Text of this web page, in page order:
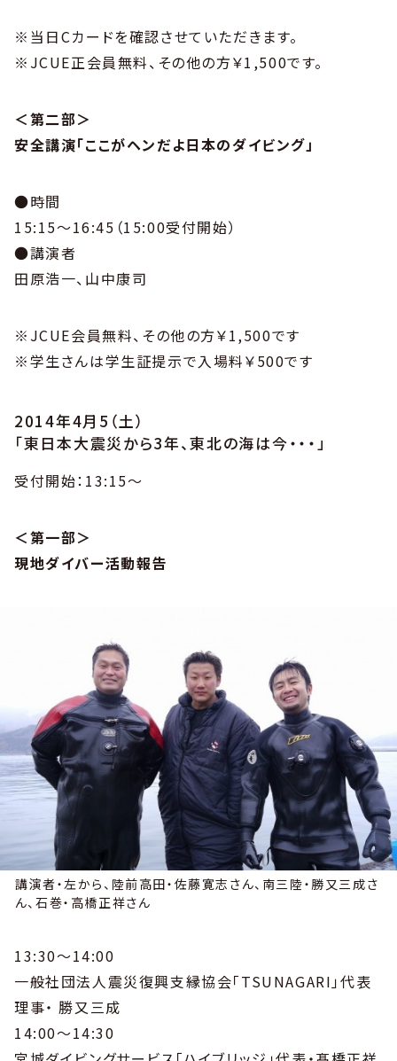
※当日Cカードを確認させていただきます。
※JCUE正会員無料、その他の方￥1,500です。
＜第二部＞
安全講演「ここがヘンだよ日本のダイビング」
●時間
15:15～16:45（15:00受付開始）
●講演者
田原浩一、山中康司
※JCUE会員無料、その他の方￥1,500です
※学生さんは学生証提示で入場料￥500です
2014年4月5（土）
「東日本大震災から3年、東北の海は今・・・」
受付開始：13:15～
＜第一部＞
現地ダイバー活動報告
講演者・左から、陸前高田・佐藤寛志さん、南三陸・勝又三成さ
ん、石巻・高橋正祥さん
13:30～14:00
一般社団法人震災復興支縁協会「TSUNAGARI」代表
理事・ 勝又三成
14:00～14:30